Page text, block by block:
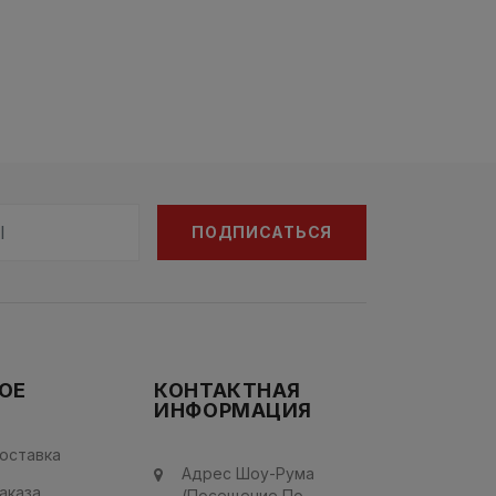
ПОДПИСАТЬСЯ
КОНТАКТНАЯ
ИНФОРМАЦИЯ
Адрес Шоу-Рума